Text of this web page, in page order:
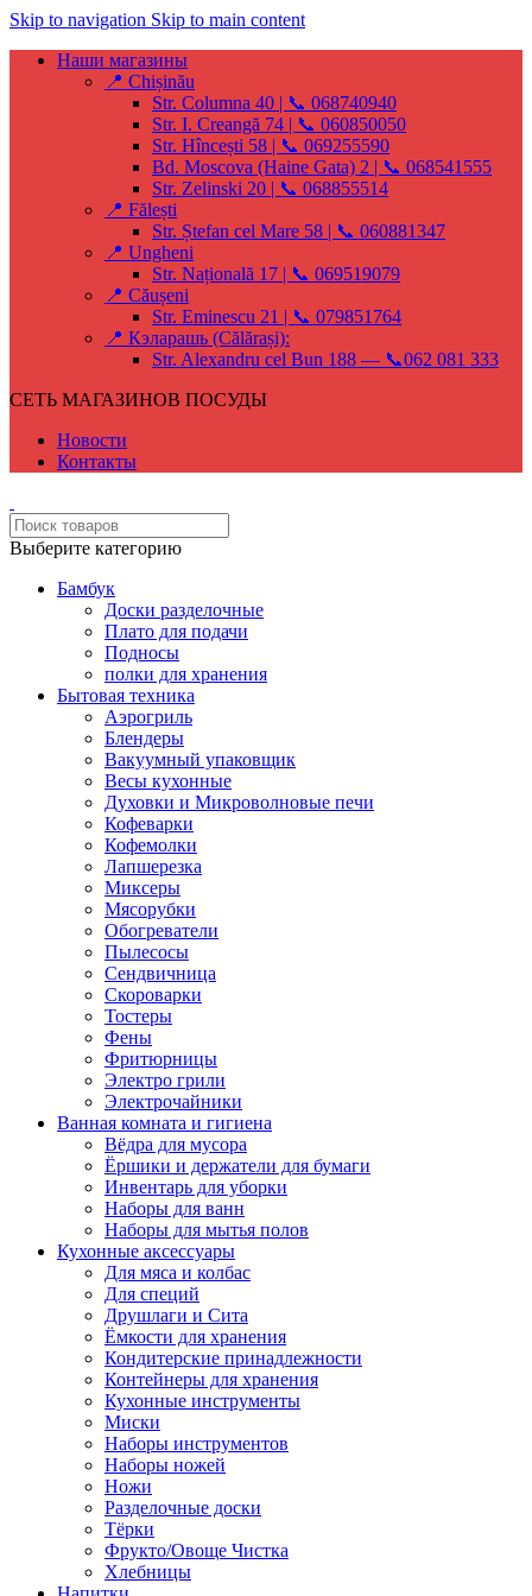
Skip to navigation Skip to main content
Наши магазины
📍 Chișinău
Str. Columna 40 | 📞 068740940
Str. I. Creangă 74 | 📞 060850050
Str. Hîncești 58 | 📞 069255590
Bd. Moscova (Haine Gata) 2 | 📞 068541555
Str. Zelinski 20 | 📞 068855514
📍 Fălești
Str. Ștefan cel Mare 58 | 📞 060881347
📍 Ungheni
Str. Națională 17 | 📞 069519079
📍 Căușeni
Str. Eminescu 21 | 📞 079851764
📍 Кэларашь (Călărași):
Str. Alexandru cel Bun 188 — 📞062 081 333
СЕТЬ МАГАЗИНОВ ПОСУДЫ
Новости
Контакты
Выберите категорию
Бамбук
Доски разделочные
Плато для подачи
Подносы
полки для хранения
Бытовая техника
Аэрогриль
Блендеры
Вакуумный упаковщик
Весы кухонные
Духовки и Микроволновые печи
Кофеварки
Кофемолки
Лапшерезка
Миксеры
Мясорубки
Обогреватели
Пылесосы
Сендвичница
Скороварки
Тостеры
Фены
Фритюрницы
Электро грили
Электрочайники
Ванная комната и гигиена
Вёдра для мусора
Ёршики и держатели для бумаги
Инвентарь для уборки
Наборы для ванн
Наборы для мытья полов
Кухонные аксессуары
Для мяса и колбас
Для специй
Друшлаги и Сита
Ёмкости для хранения
Кондитерские принадлежности
Контейнеры для хранения
Кухонные инструменты
Миски
Наборы инструментов
Наборы ножей
Ножи
Разделочные доски
Тёрки
Фрукто/Овоще Чистка
Хлебницы